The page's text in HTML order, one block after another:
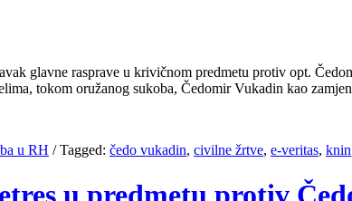
glavne rasprave u krivičnom predmetu protiv opt.
tokom oružanog sukoba, Čedomir Vukadin kao
u RH /Tagged: čedo vukadin, civilne žrtve, e-veritas, knin
u predmetu protiv